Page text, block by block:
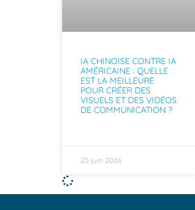
IA CHINOISE CONTRE IA
AMÉRICAINE : QUELLE
EST LA MEILLEURE
POUR CRÉER DES
VISUELS ET DES VIDÉOS
DE COMMUNICATION ?
25 juin 2026